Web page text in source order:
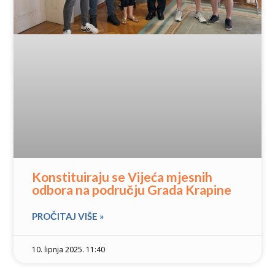
Konstituiraju se Vijeća mjesnih
odbora na području Grada Krapine
PROČITAJ VIŠE »
10. lipnja 2025. 11:40